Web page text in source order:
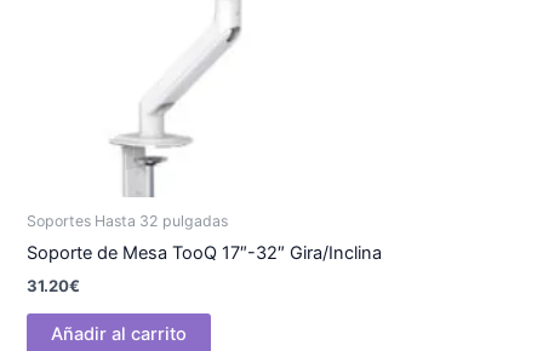
Soportes Hasta 32 pulgadas
Soporte de Mesa TooQ 17″-32″ Gira/Inclina
31.20€
Añadir al carrito